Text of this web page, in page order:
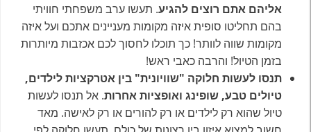
אליהם אתם רוצים להגיע. תעשו ערב משפחתי חוויתי
בהם תחליטו סופית איזה מקומות מעניינים אתכם ועל איזה
מקומות שווה לוותר! כך תוכלו לחסוך לכם אכזבות מיותרות
בזמן הטיול! והרבה כאבי ראש!
תנסו לעשות חלוקה "שוויונית" בין אטרקציות לילדים,
טיולים טבע, שופינג ואופציות אחרות. אל תנסו לעשות
טיול שהוא רק לילדים או רק להורים או רק לאישה. מאד